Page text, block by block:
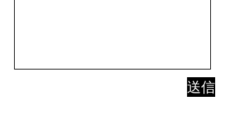
送信